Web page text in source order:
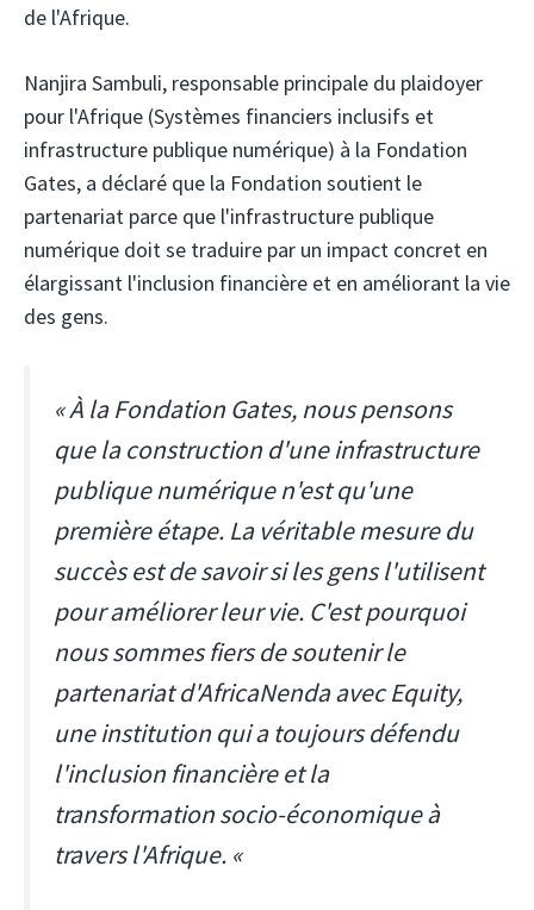
de l'Afrique.
Nanjira Sambuli, responsable principale du plaidoyer
pour l'Afrique (Systèmes financiers inclusifs et
infrastructure publique numérique) à la Fondation
Gates, a déclaré que la Fondation soutient le
partenariat parce que l'infrastructure publique
numérique doit se traduire par un impact concret en
élargissant l'inclusion financière et en améliorant la vie
des gens.
« À la Fondation Gates, nous pensons
que la construction d'une infrastructure
publique numérique n'est qu'une
première étape. La véritable mesure du
succès est de savoir si les gens l'utilisent
pour améliorer leur vie. C'est pourquoi
nous sommes fiers de soutenir le
partenariat d'AfricaNenda avec Equity,
une institution qui a toujours défendu
l'inclusion financière et la
transformation socio-économique à
travers l'Afrique. «